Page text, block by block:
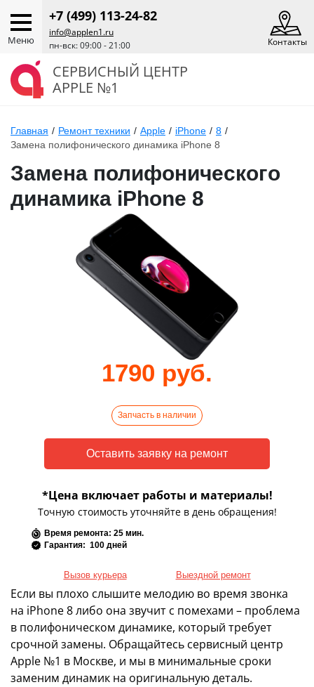
Меню
+7 (499) 113-24-82
info@applen1.ru
пн-вск: 09:00 - 21:00
Контакты
СЕРВИСНЫЙ ЦЕНТР
APPLE №1
Главная / Ремонт техники / Apple / iPhone / 8 /
Замена полифонического динамика iPhone 8
Замена полифонического
динамика iPhone 8
1790 руб.
Запчасть в наличии
*Цена включает работы и материалы!
Точную стоимость уточняйте в день обращения!
Время ремонта: 25 мин.
Гарантия: 100 дней
Вызов курьера Выездной ремонт
Если вы плохо слышите мелодию во время звонка
на iPhone 8 либо она звучит с помехами – проблема
в полифоническом динамике, который требует
срочной замены. Обращайтесь сервисный центр
Apple №1 в Москве, и мы в минимальные сроки
заменим динамик на оригинальную деталь.